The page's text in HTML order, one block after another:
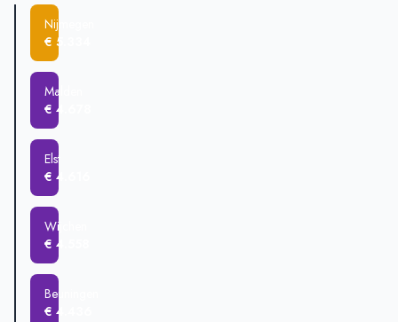
Cuijk
Nijmegen
Wijchen
Groesbeek
Nijmegen
€ 5.334
Malden
€ 4.678
Elst
€ 4.616
Wijchen
€ 4.558
Beuningen
€ 4.436